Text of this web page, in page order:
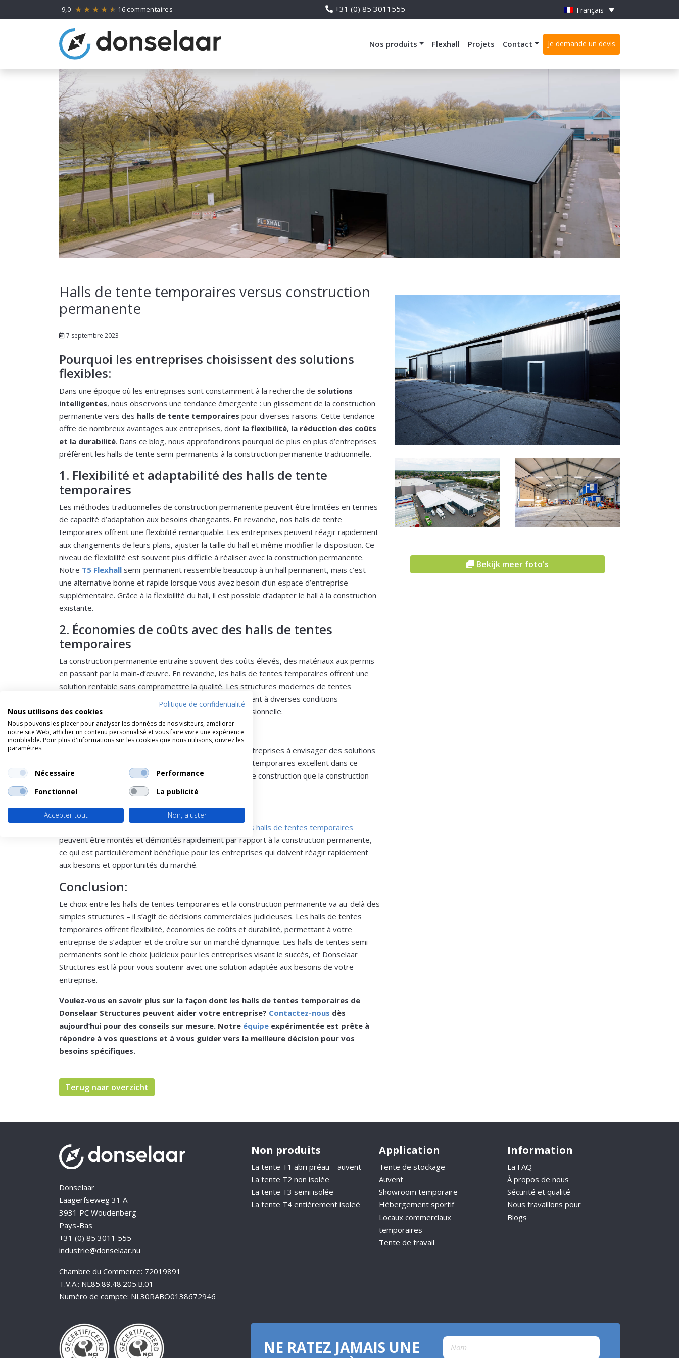
9,0 16 commentaires +31 (0) 85 3011555 Français
Nos produits Flexhall Projets Contact Je demande un devis
Halls de tente temporaires versus construction
permanente
7 septembre 2023
Pourquoi les entreprises choisissent des solutions
flexibles:
Dans une époque où les entreprises sont constamment à la recherche de solutions
intelligentes, nous observons une tendance émergente : un glissement de la construction
permanente vers des halls de tente temporaires pour diverses raisons. Cette tendance
offre de nombreux avantages aux entreprises, dont la flexibilité, la réduction des coûts
et la durabilité. Dans ce blog, nous approfondirons pourquoi de plus en plus d’entreprises
préfèrent les halls de tente semi-permanents à la construction permanente traditionnelle.
1. Flexibilité et adaptabilité des halls de tente
temporaires
Les méthodes traditionnelles de construction permanente peuvent être limitées en termes
de capacité d’adaptation aux besoins changeants. En revanche, nos halls de tente
temporaires offrent une flexibilité remarquable. Les entreprises peuvent réagir rapidement
aux changements de leurs plans, ajuster la taille du hall et même modifier la disposition. Ce
niveau de flexibilité est souvent plus difficile à réaliser avec la construction permanente.
Notre T5 Flexhall semi-permanent ressemble beaucoup à un hall permanent, mais c’est
une alternative bonne et rapide lorsque vous avez besoin d’un espace d’entreprise
supplémentaire. Grâce à la flexibilité du hall, il est possible d’adapter le hall à la construction
existante.
2. Économies de coûts avec des halls de tentes
temporaires
La construction permanente entraîne souvent des coûts élevés, des matériaux aux permis
en passant par la main-d’œuvre. En revanche, les halls de tentes temporaires offrent une
solution rentable sans compromettre la qualité. Les structures modernes de tentes
temporaires utilisent des matériaux durables qui résistent à diverses conditions
météorologiques tout en offrant une apparence professionnelle.
3. Durabilité
L’accent croissant mis sur la durabilité encourage les entreprises à envisager des solutions
respectueuses de l’environnement. Les halls de tentes temporaires excellent dans ce
domaine car ils produisent souvent moins de déchets de construction que la construction
permanente.
4. Installation rapide
Nos halls de tentes temporaires
peuvent être montés et démontés rapidement par rapport à la construction permanente,
ce qui est particulièrement bénéfique pour les entreprises qui doivent réagir rapidement
aux besoins et opportunités du marché.
Conclusion:
Le choix entre les halls de tentes temporaires et la construction permanente va au-delà des
simples structures – il s’agit de décisions commerciales judicieuses. Les halls de tentes
temporaires offrent flexibilité, économies de coûts et durabilité, permettant à votre
entreprise de s’adapter et de croître sur un marché dynamique. Les halls de tentes semi-
permanents sont le choix judicieux pour les entreprises visant le succès, et Donselaar
Structures est là pour vous soutenir avec une solution adaptée aux besoins de votre
entreprise.
Voulez-vous en savoir plus sur la façon dont les halls de tentes temporaires de
Donselaar Structures peuvent aider votre entreprise? Contactez-nous dès
aujourd’hui pour des conseils sur mesure. Notre équipe expérimentée est prête à
répondre à vos questions et à vous guider vers la meilleure décision pour vos
besoins spécifiques.
Terug naar overzicht
Bekijk meer foto's
Donselaar
Laagerfseweg 31 A
3931 PC Woudenberg
Pays-Bas
+31 (0) 85 3011 555
industrie@donselaar.nu
Chambre du Commerce: 72019891
T.V.A.: NL85.89.48.205.B.01
Numéro de compte: NL30RABO0138672946
Non produits
La tente T1 abri préau – auvent
La tente T2 non isolée
La tente T3 semi isolée
La tente T4 entièrement isoleé
Application
Tente de stockage
Auvent
Showroom temporaire
Hébergement sportif
Locaux commerciaux
temporaires
Tente de travail
Information
La FAQ
À propos de nous
Sécurité et qualité
Nous travaillons pour
Blogs
NE RATEZ JAMAIS UNE
Politique de confidentialité
Nous utilisons des cookies
Nous pouvons les placer pour analyser les données de nos visiteurs, améliorer
notre site Web, afficher un contenu personnalisé et vous faire vivre une expérience
inoubliable. Pour plus d'informations sur les cookies que nous utilisons, ouvrez les
paramètres.
Nécessaire
Performance
Fonctionnel
La publicité
Accepter tout Non, ajuster